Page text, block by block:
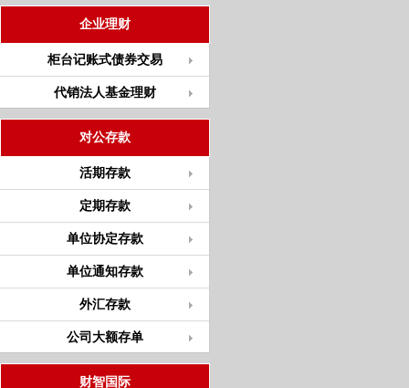
企业理财
柜台记账式债券交易
代销法人基金理财
对公存款
活期存款
定期存款
单位协定存款
单位通知存款
外汇存款
公司大额存单
财智国际